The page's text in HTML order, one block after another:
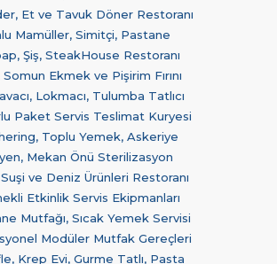
Et ve Tavuk Döner Restoranı
Mamüller, Simitçi, Pastane
Şiş, SteakHouse Restoranı
Somun Ekmek ve Pişirim Fırını
Lokmacı, Tulumba Tatlıcı
Paket Servis Teslimat Kuryesi
Toplu Yemek, Askeriye
Mekan Önü Sterilizasyon
Suşi ve Deniz Ürünleri Restoranı
Etkinlik Servis Ekipmanları
Mutfağı, Sıcak Yemek Servisi
Modüler Mutfak Gereçleri
Krep Evi, Gurme Tatlı, Pasta